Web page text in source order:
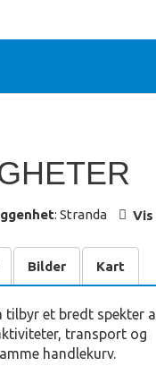
: Stranda
Bilder Kart
tilbyr et bredt spekter
transport og
handlekurv.